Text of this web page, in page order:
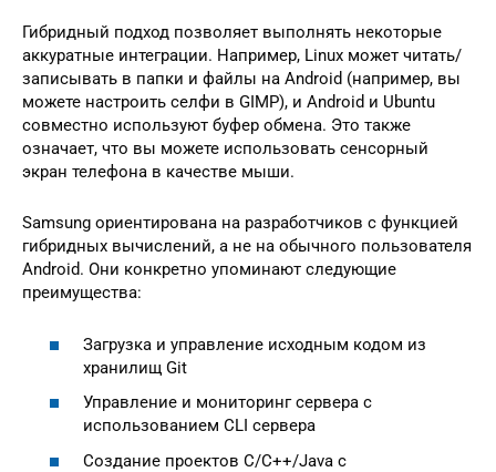
Гибридный подход позволяет выполнять некоторые
аккуратные интеграции. Например, Linux может читать/
записывать в папки и файлы на Android (например, вы
можете настроить селфи в GIMP), и Android и Ubuntu
совместно используют буфер обмена. Это также
означает, что вы можете использовать сенсорный
экран телефона в качестве мыши.
Samsung ориентирована на разработчиков с функцией
гибридных вычислений, а не на обычного пользователя
Android. Они конкретно упоминают следующие
преимущества:
Загрузка и управление исходным кодом из
хранилищ Git
Управление и мониторинг сервера с
использованием CLI сервера
Создание проектов C/C++/Java с